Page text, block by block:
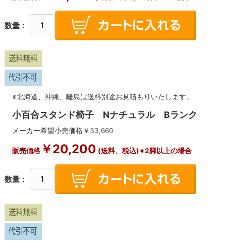
数量：
※北海道、沖縄、離島は送料別途お見積もりいたします。
小百合スタンド椅子 Nナチュラル Bランク
メーカー希望小売価格￥ 33,660
販売価格￥20,200 (送料、税込)※2脚以上の場合
数量：